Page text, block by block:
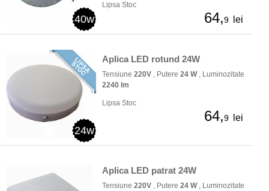
40w
Lipsa Stoc
64,9 lei
24w
Aplica LED rotund 24W
Tensiune 220V , Putere 24 W, Luminozitate
2240 lm
Lipsa Stoc
64,9 lei
Aplica LED patrat 24W
Tensiune 220V , Putere 24 W, Luminozitate